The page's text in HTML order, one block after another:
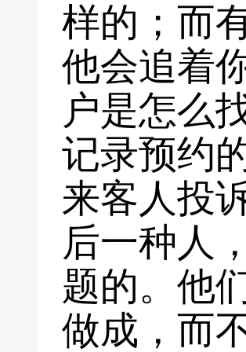
样的；而
他会追着
户是怎么
记录预约
来客人投
后一种人
题的。他
做成，而